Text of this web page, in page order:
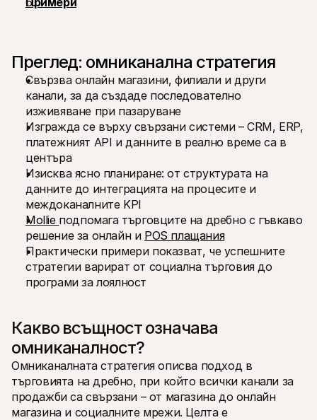
Контакт
Свържете се с отдел продажби
Открийте как можем да помогнем на вашия бизнес
Преглед: омниканална стратегия
Свързва онлайн магазини, филиали и други
канали, за да създаде последователно
изживяване при пазаруване
Изгражда се върху свързани системи – CRM, ERP,
платежният API и данните в реално време са в
центъра
Изисква ясно планиране: от структурата на
данните до интеграцията на процесите и
междоканалните KPI
Mollie подпомага търговците на дребно с гъвкаво
решение за онлайн и POS плащания
Практически примери показват, че успешните
стратегии варират от социална търговия до
програми за лоялност
Какво всъщност означава
омниканалност?
Омниканалната стратегия описва подход в
търговията на дребно, при който всички канали за
продажби са свързани – от магазина до онлайн
магазина и социалните мрежи. Целта е